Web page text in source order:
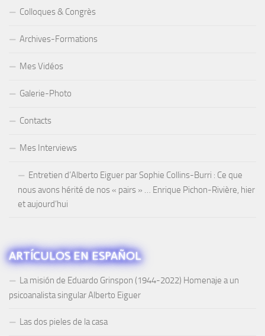
Colloques & Congrès
Archives-Formations
Mes Vidéos
Galerie-Photo
Contacts
Mes Interviews
Entretien d’Alberto Eiguer par Sophie Collins-Burri : Ce que
nous avons hérité de nos « pairs » … Enrique Pichon-Rivière, hier
et aujourd’hui
ARTÍCULOS EN ESPAÑOL
La misión de Eduardo Grinspon (1944-2022) Homenaje a un
psicoanalista singular Alberto Eiguer
Las dos pieles de la casa